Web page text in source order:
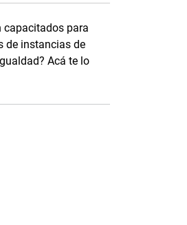
capacitados para
de instancias de
Acá te lo